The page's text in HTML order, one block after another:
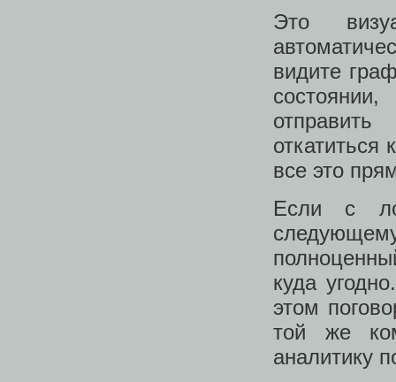
Это
видите
все это
Если с
куда
этом
той же
аналитику